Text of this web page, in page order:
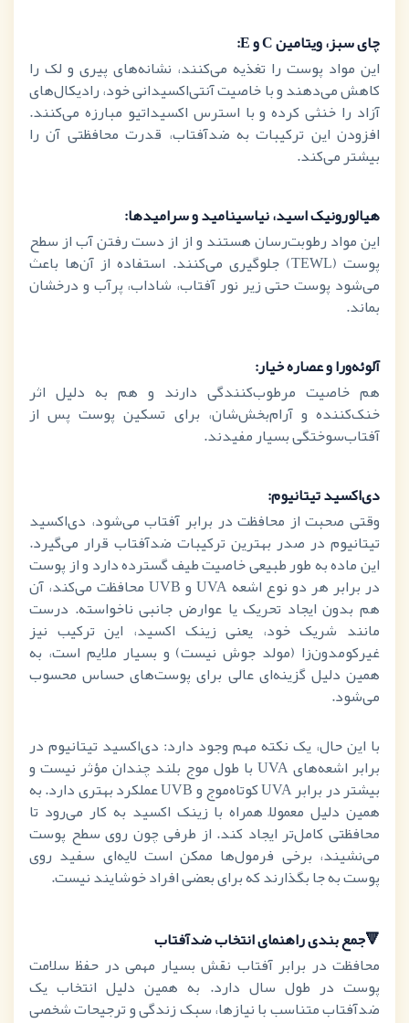
چای سبز، ویتامینCوE
:
این مواد پوست را تغذیه می‌کنند، نشانه‌های پیری و لک را
کاهش می‌دهند و با خاصیت آنتی‌اکسیدانی خود، رادیکال‌های
آزاد را خنثی کرده و با استرس اکسیداتیو مبارزه می‌کنند.
افزودن این ترکیبات به ضدآفتاب، قدرت محافظتی آن را
بیشتر می‌کند.
هیالورونیک اسید، نیاسینامید و سرامیدها:
این مواد رطوبت‌رسان هستند و از از دست رفتن آب از سطح
پوست (TEWL) جلوگیری می‌کنند. استفاده از آن‌ها باعث
می‌شود پوست حتی زیر نور آفتاب، شاداب، پرآب و درخشان
بماند.
آلوئه‌ورا و عصاره خیار:
هم خاصیت مرطوب‌کنندگی دارند و هم به دلیل اثر
خنک‌کننده و آرام‌بخش‌شان، برای تسکین پوست پس از
آفتاب‌سوختگی بسیار مفیدند.
دی‌اکسید تیتانیوم:
وقتی صحبت از محافظت در برابر آفتاب می‌شود، دی‌اکسید
تیتانیوم در صدر بهترین ترکیبات ضدآفتاب قرار می‌گیرد.
این ماده به طور طبیعی خاصیت طیف گسترده دارد و از پوست
در برابر هر دو نوع اشعهUVAوUVBمحافظت می‌کند، آن
هم بدون ایجاد تحریک یا عوارض جانبی ناخواسته. درست
مانند شریک خود، یعنی زینک اکسید، این ترکیب نیز
غیرکومدون‌زا (مولد جوش نیست) و بسیار ملایم است، به
همین دلیل گزینه‌ای عالی برای پوست‌های حساس محسوب
می‌شود.
با این حال، یک نکته مهم وجود دارد: دی‌اکسید تیتانیوم در
برابر اشعه‌هایUVAبا طول موج بلند چندان مؤثر نیست و
بیشتر در برابرUVAکوتاه‌موج وUVBعملکرد بهتری دارد. به
همین دلیل معمولاً همراه با زینک اکسید به کار می‌رود تا
محافظتی کامل‌تر ایجاد کند. از طرفی چون روی سطح پوست
می‌نشیند، برخی فرمول‌ها ممکن است لایه‌ای سفید روی
پوست به جا بگذارند که برای بعضی افراد خوشایند نیست.
🔻جمع بندی راهنمایانتخاب ضدآفتاب
محافظت در برابر آفتاب نقش بسیار مهمی در حفظ سلامت
پوست در طول سال دارد. به همین دلیل انتخاب یک
ضدآفتاب متناسب با نیازها، سبک زندگی و ترجیحات شخصی